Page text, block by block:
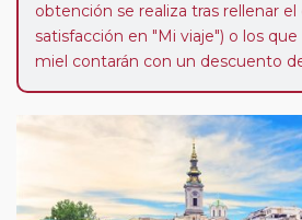
obtención se realiza tras rellenar
satisfacción en "Mi viaje") o los
miel contarán con un descuento